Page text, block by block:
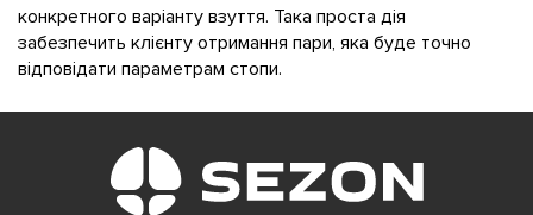
конкретного варіанту взуття. Така проста дія
забезпечить клієнту отримання пари, яка буде точно
відповідати параметрам стопи.